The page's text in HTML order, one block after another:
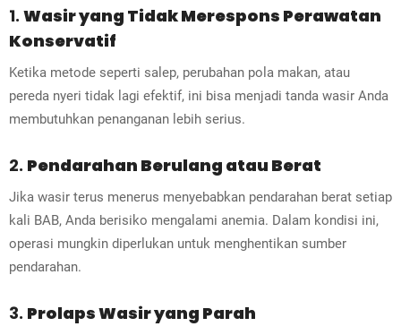
1. Wasir yang Tidak Merespons Perawatan
Konservatif
Ketika metode seperti salep, perubahan pola makan, atau
pereda nyeri tidak lagi efektif, ini bisa menjadi tanda wasir Anda
membutuhkan penanganan lebih serius.
2. Pendarahan Berulang atau Berat
Jika wasir terus menerus menyebabkan pendarahan berat setiap
kali BAB, Anda berisiko mengalami anemia. Dalam kondisi ini,
operasi mungkin diperlukan untuk menghentikan sumber
pendarahan.
3. Prolaps Wasir yang Parah